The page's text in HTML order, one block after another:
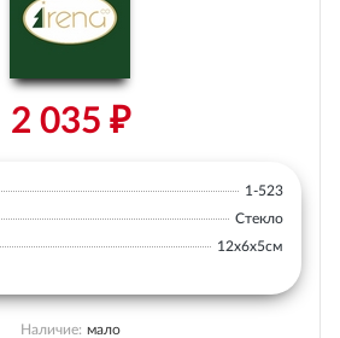
2 035 ₽
1-523
Стекло
12х6х5см
Наличие: мало